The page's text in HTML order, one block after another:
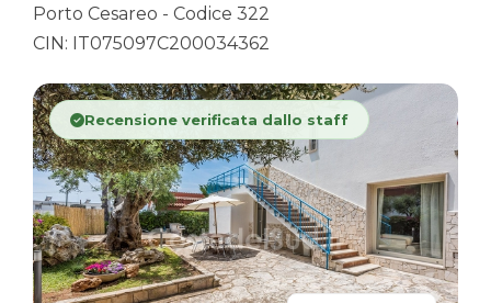
Porto Cesareo - Codice 322
CIN: IT075097C200034362
Recensione verificata dallo staff